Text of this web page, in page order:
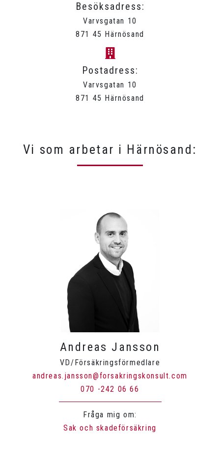
Besöksadress:
Varvsgatan 10
871 45 Härnösand
Postadress:
Varvsgatan 10
871 45 Härnösand
Vi som arbetar i Härnösand:
Andreas Jansson
VD/Försäkringsförmedlare
andreas.jansson@forsakringskonsult.com
070 -242 06 66
Fråga mig om:
Sak och skadeförsäkring